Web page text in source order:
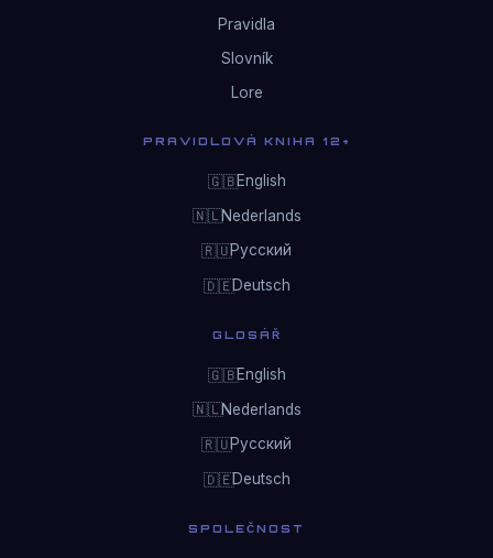
Pravidla
Slovník
Lore
PRAVIDLOVÁ KNIHA 12+
🇬🇧English
🇳🇱Nederlands
🇷🇺Русский
🇩🇪Deutsch
GLOSÁŘ
🇬🇧English
🇳🇱Nederlands
🇷🇺Русский
🇩🇪Deutsch
SPOLEČNOST